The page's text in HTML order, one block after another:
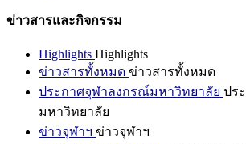
ข่าวสารและกิจกรรม
Highlights Highlights
ข่าวสารทั้งหมด ข่าวสารทั้งหมด
ประกาศจุฬาลงกรณ์มหาวิทยาลัย ปร
มหาวิทยาลัย
ข่าวจุฬาฯ ข่าวจุฬาฯ